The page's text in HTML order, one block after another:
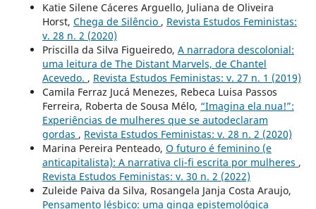
Katie Silene Cáceres Arguello, Juliana de Oliveira
Horst, Chega de Silêncio , Revista Estudos Feministas:
v. 28 n. 2 (2020)
Priscilla da Silva Figueiredo, A narradora descolonial:
uma leitura de The Distant Marvels, de Chantel
Acevedo. , Revista Estudos Feministas: v. 27 n. 1 (2019)
Camila Ferraz Jucá Menezes, Rebeca Luisa Passos
Ferreira, Roberta de Sousa Mélo, “Imagina ela nua!”:
Experiências de mulheres que se autodeclaram
gordas , Revista Estudos Feministas: v. 28 n. 2 (2020)
Marina Pereira Penteado, O futuro é feminino (e
anticapitalista): A narrativa cli-fi escrita por mulheres ,
Revista Estudos Feministas: v. 30 n. 2 (2022)
Zuleide Paiva da Silva, Rosangela Janja Costa Araujo,
Pensamento lésbico: uma ginga epistemológica